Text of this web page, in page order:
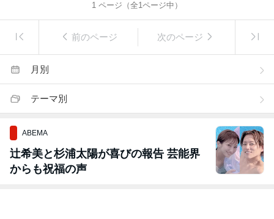
1 ページ（全1ページ中）
前のページ 次のページ
月別
テーマ別
ABEMA
辻希美と杉浦太陽が喜びの報告 芸能界
からも祝福の声